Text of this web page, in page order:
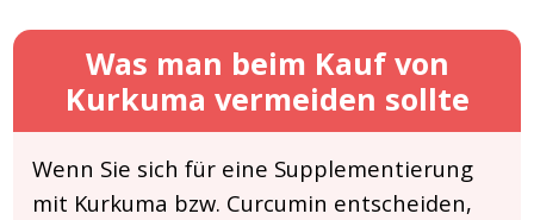
Was man beim Kauf von
Kurkuma vermeiden sollte
Wenn Sie sich für eine Supplementierung
mit Kurkuma bzw. Curcumin entscheiden,